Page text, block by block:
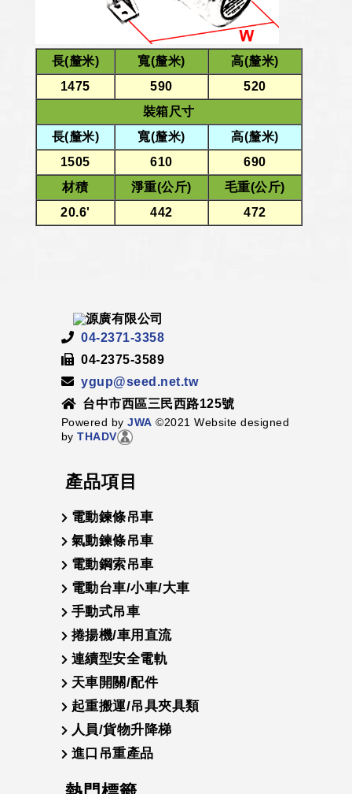
長(釐米) 寬(釐米)
高(釐米)
1475
590
520
裝箱尺寸
長(釐米)
寬(釐米)
高(釐米)
1505
610
690
材積
淨重(公斤)
毛重(公斤)
20.6'
442 472
04-2371-3358
04-2375-3589
ygup@seed.net.tw
台中市西區三民西路125號
Powered by JWA ©2021 Website designed
byTHADV
產品項目
電動鍊條吊車
氣動鍊條吊車
電動鋼索吊車
電動台車/小車/大車
手動式吊車
捲揚機/車用直流
連續型安全電軌
天車開關/配件
起重搬運/吊具夾具類
人員/貨物升降梯
進口吊重產品